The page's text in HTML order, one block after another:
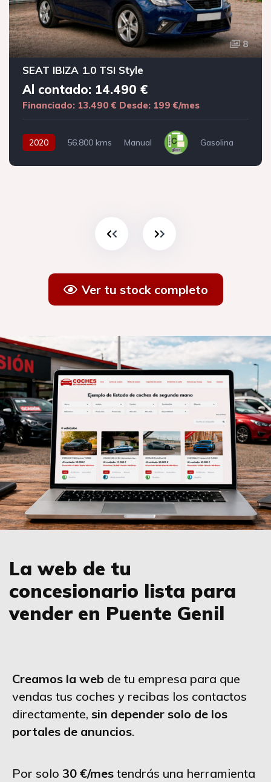
8
SEAT IBIZA 1.0 TSI Style
Al contado: 14.490 €
Financiado: 13.490 € Desde: 199 €/mes
2020 56.800 kms Manual Gasolina
Ver tu stock completo
La web de tu
concesionario lista para
vender en Puente Genil
Creamos la web de tu empresa para que
vendas tus coches y recibas los contactos
directamente, sin depender solo de los
portales de anuncios.
Por solo 30 €/mes tendrás una herramienta